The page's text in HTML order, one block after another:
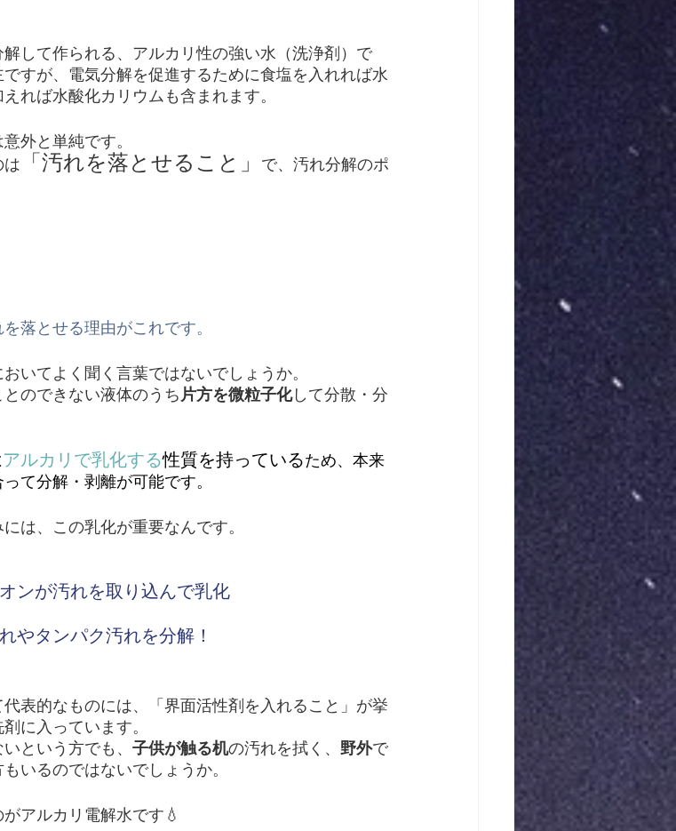
して作られる、アルカリ性の強い水（洗浄剤）で
ですが、電気分解を促進するために食塩を入れれば水
れば水酸化カリウムも含まれます。
外と単純です。
は
「汚れを落とせること」
で、汚れ分解のポ
落とせる理由がこれです。
いてよく聞く言葉ではないでしょうか。
のできない液体のうち片方を微粒子化して分散・分
アルカリで乳化する性質を持っているため、本来
て分解・剥離が可能です。
は、この乳化が重要なんです。
ンが汚れを取り込んで乳化
やタンパク汚れを分解！
表的なものには、「界面活性剤を入れること」が挙
に入っています。
という方でも、 子供が触る机の汚れを拭く、 野外で
いるのではないでしょうか。
アルカリ電解水です💧